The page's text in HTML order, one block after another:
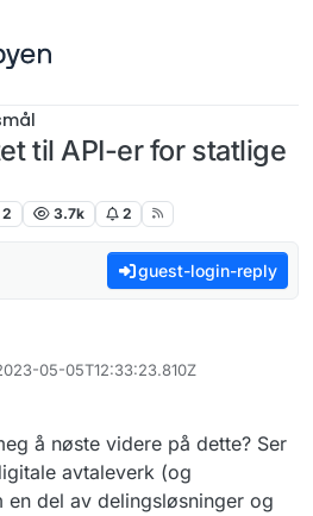
til API-er for statlige
2 3.7k 2
guest-login-reply
05-05T12:33:23.810Z
å nøste videre på dette? Ser
avtaleverk (og
en del av delingsløsninger og